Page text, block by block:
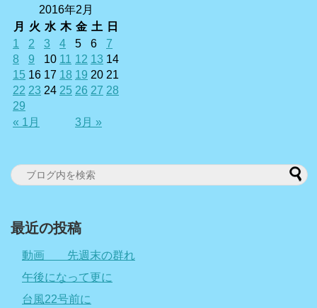
2016年2月
月
火 水 木 金 土 日
« 1月 3月 »
1 2 3 4 5 6
7
8
9 10 11 12 13 14
15 16 17 18 19 20 21
22 23 24 25 26 27 28
29
最近の投稿
動画 先週末の群れ
午後になって更に
台風22号前に